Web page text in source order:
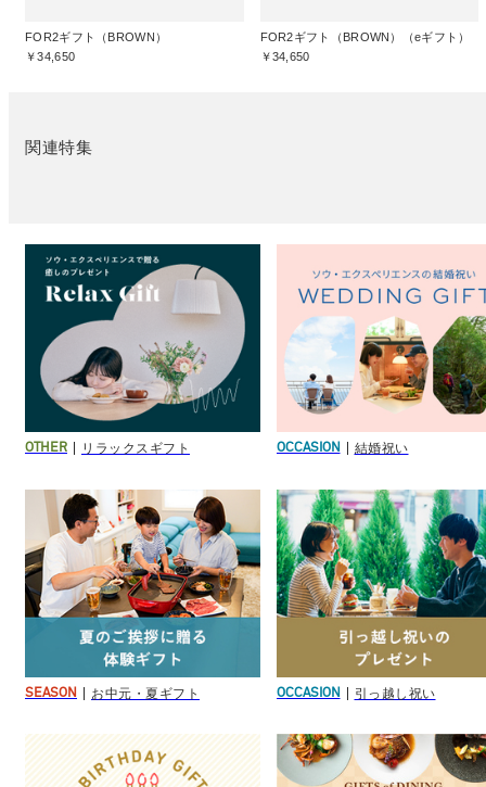
FOR2ギフト（BROWN）
￥34,650
FOR2ギフト（BROWN）（eギフト）
￥34,650
関連特集
OTHER リラックスギフト OCCASION 結婚祝い
SEASON お中元・夏ギフト OCCASION 引っ越し祝い